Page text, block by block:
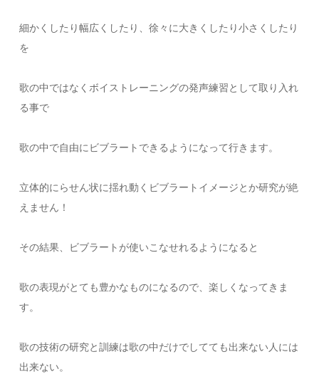
細かくしたり幅広くしたり、徐々に大きくしたり小さくしたり
を
歌の中ではなくボイストレーニングの発声練習として取り入れ
る事で
歌の中で自由にビブラートできるようになって行きます。
立体的にらせん状に揺れ動くビブラートイメージとか研究が絶
えません！
その結果、ビブラートが使いこなせれるようになると
歌の表現がとても豊かなものになるので、楽しくなってきま
す。
歌の技術の研究と訓練は歌の中だけでしてても出来ない人には
出来ない。